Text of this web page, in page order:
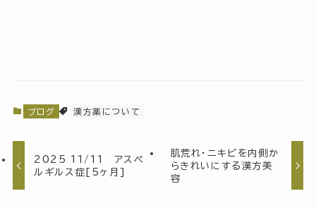
ブログ 漢方薬について
2025 11/11 アスペ
ルギルス症[5ヶ月]
肌荒れ・ニキビを内側か
らきれいにする漢方美
容